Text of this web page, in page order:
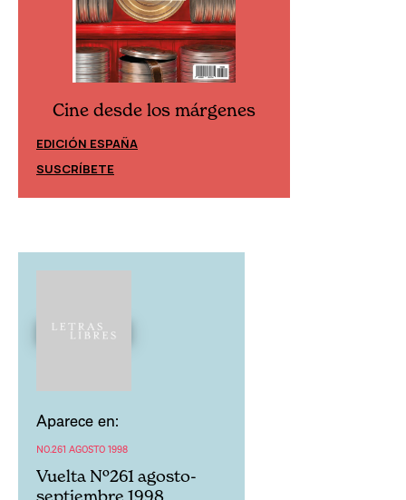
Cine desde los márgenes
EDICIÓN ESPAÑA
SUSCRÍBETE
Aparece en:
NO.261 AGOSTO 1998
Vuelta Nº261 agosto-